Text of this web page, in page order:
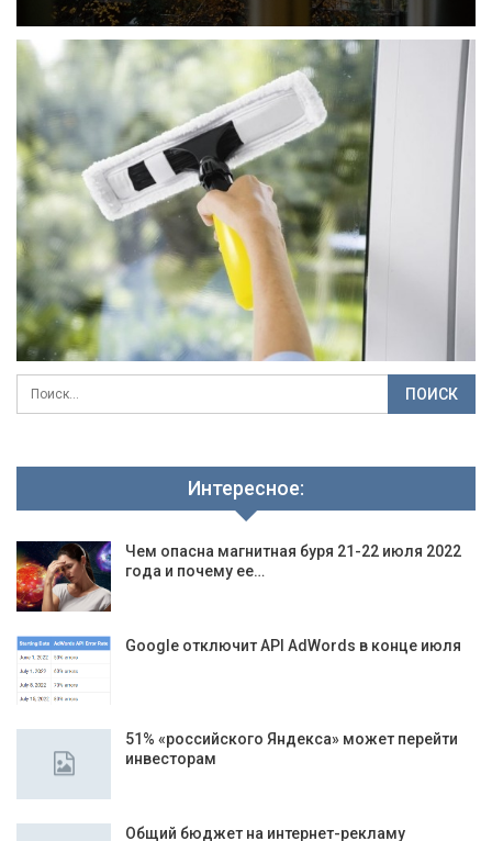
Интересное:
Чем опасна магнитная буря 21-22 июля 2022
года и почему ее…
Google отключит API AdWords в конце июля
51% «российского Яндекса» может перейти
инвесторам
Общий бюджет на интернет-рекламу